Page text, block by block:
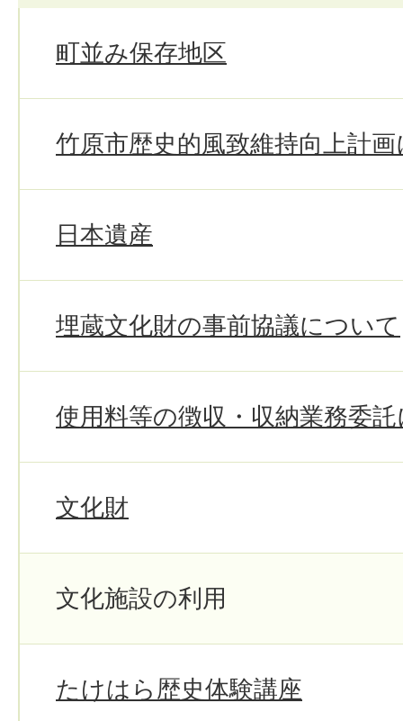
町並み保存地区
竹原市歴史的風致維持向上計
日本遺産
埋蔵文化財の事前協議について
使用料等の徴収・収納業務委
文化財
文化施設の利用
たけはら歴史体験講座